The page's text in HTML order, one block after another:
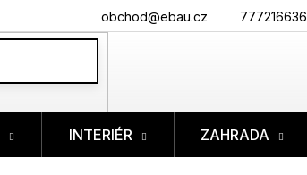
777216636
obchod@ebau.cz
INTERIÉR ZAHRADA